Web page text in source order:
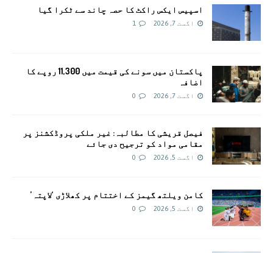
اسپیس ایکس راکٹ کا حصہ چاند سے ٹکرا گیا
اگست 7, 2026 1
پاکستان میں سونے کی قیمت میں 11,300 روپے کا
اضافہ
اگست 7, 2026 0
فیصل قریشی کا مطالبہ: غیر ملکی پروڈکشنز پر
مقامی مواد کو ترجیح دی جائے
اگست 5, 2026 0
کامن ویلتھ گیمز کے اختتام پر کھلاڑی ‘لاپتہ’
اگست 5, 2026 0